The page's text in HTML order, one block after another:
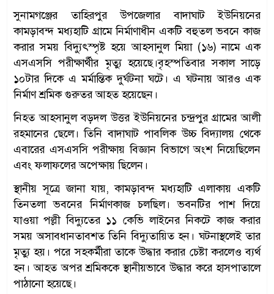
সুনামগঞ্জের তাহিরপুর উপজেলার বাদাঘাট ইউনিয়নের
কামড়াবন্দ মধ্যহাটি গ্রামে নির্মাণাধীন একটি বহুতল ভবনে কাজ
করার সময় বিদ্যুৎস্পৃষ্ট হয়ে আহসানুল মিয়া (১৬) নামে এক
এসএসসি পরীক্ষার্থীর মৃত্যু হয়েছে।বৃহস্পতিবার সকাল সাড়ে
১০টার দিকে এ মর্মান্তিক দুর্ঘটনা ঘটে। এ ঘটনায় আরও এক
নির্মাণ শ্রমিক গুরুতর আহত হয়েছেন।
নিহত আহসানুল বড়দল উত্তর ইউনিয়নের চন্দ্রপুর গ্রামের আলী
রহমানের ছেলে। তিনি বাদাঘাট পাবলিক উচ্চ বিদ্যালয় থেকে
এবারের এসএসসি পরীক্ষায় বিজ্ঞান বিভাগে অংশ নিয়েছিলেন
এবং ফলাফলের অপেক্ষায় ছিলেন।
স্থানীয় সূত্রে জানা যায়, কামড়াবন্দ মধ্যহাটি এলাকায় একটি
তিনতলা ভবনের নির্মাণকাজ চলছিল। ভবনটির পাশ দিয়ে
যাওয়া পল্লী বিদ্যুতের ১১ কেভি লাইনের নিকটে কাজ করার
সময় অসাবধানতাবশত তিনি বিদ্যুতায়িত হন। ঘটনাস্থলেই তার
মৃত্যু হয়। পরে সহকর্মীরা তাকে উদ্ধার করার চেষ্টা করলেও ব্যর্থ
হন। আহত অপর শ্রমিককে স্থানীয়ভাবে উদ্ধার করে হাসপাতালে
পাঠানো হয়েছে।